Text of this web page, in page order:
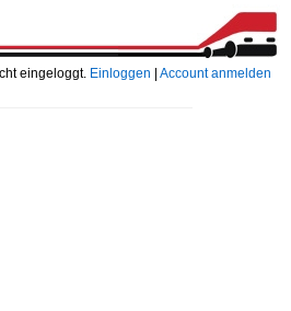
eingeloggt. Einloggen Account anmelden